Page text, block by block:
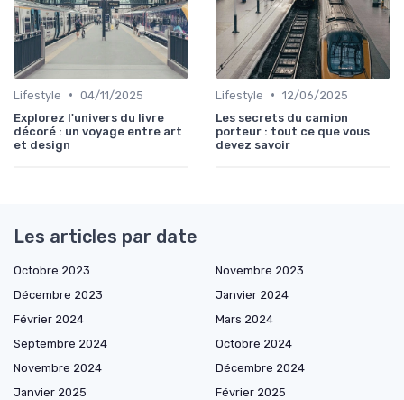
Lifestyle • 04/11/2025
Explorez l'univers du livre
décoré : un voyage entre art
et design
Lifestyle • 12/06/2025
Les secrets du camion
porteur : tout ce que vous
devez savoir
Les articles par date
Octobre 2023
Novembre 2023
Décembre 2023
Janvier 2024
Février 2024
Mars 2024
Septembre 2024
Octobre 2024
Novembre 2024
Décembre 2024
Janvier 2025
Février 2025